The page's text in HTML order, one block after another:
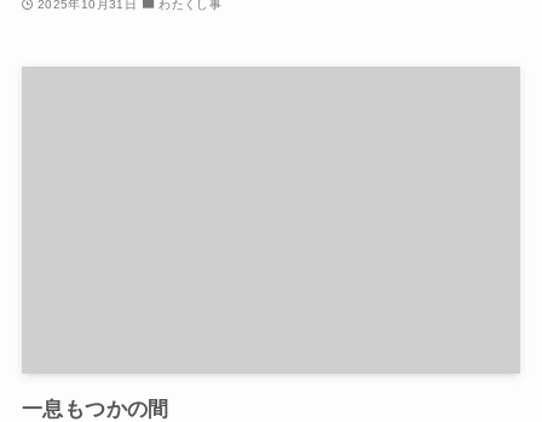
2025年10月31日 わたくし事
一息もつかの間